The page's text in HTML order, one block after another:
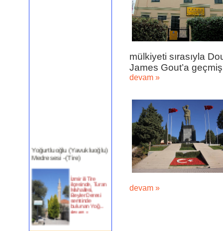
Medresesi -(Tire)
ilçesinde, Turan
Mahallesi,
Beyler Deresi
semtinde
bulunan Yoğ...
devam »
mülkiyeti sırasıyla
James Gout’a
devam »
devam »